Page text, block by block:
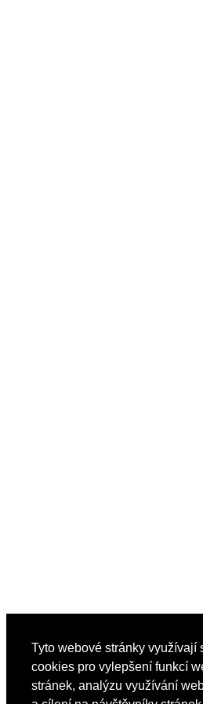
Tyto webové stránky využívají
cookies pro vylepšení funkcí
stránek, analýzu využívání